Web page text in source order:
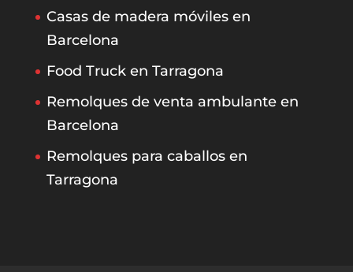
Casas de madera móviles en
Barcelona
Food Truck en Tarragona
Remolques de venta ambulante en
Barcelona
Remolques para caballos en
Tarragona